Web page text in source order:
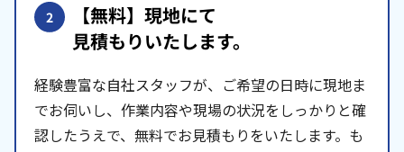
2 【無料】現地にて
見積もりいたします。
経験豊富な自社スタッフが、ご希望の日時に現地ま
でお伺いし、作業内容や現場の状況をしっかりと確
認したうえで、無料でお見積もりをいたします。も